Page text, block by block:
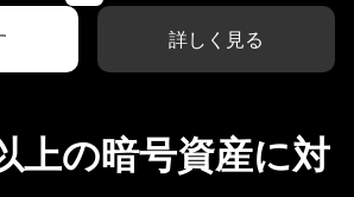
詳しく見る
上の暗号資産に対